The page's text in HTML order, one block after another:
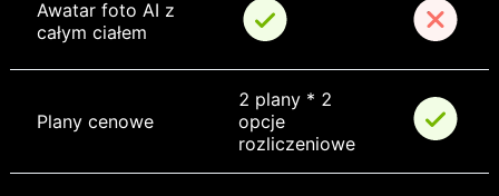
Awatar foto AI z
całym ciałem
Plany cenowe
2 plany * 2
opcje
rozliczeniowe